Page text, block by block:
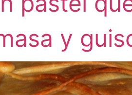
y